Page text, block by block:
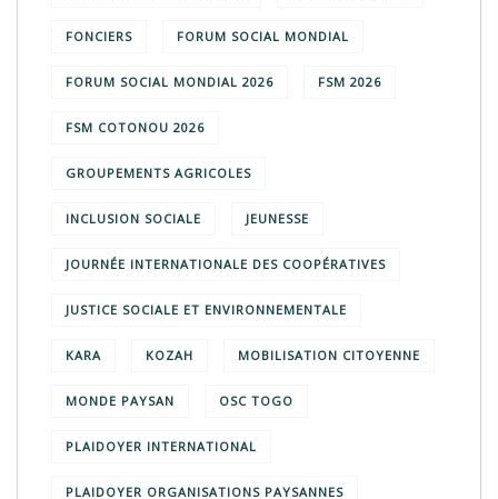
FONCIERS FORUM SOCIAL MONDIAL
FORUM SOCIAL MONDIAL 2026 FSM 2026
FSM COTONOU 2026
GROUPEMENTS AGRICOLES
INCLUSION SOCIALE JEUNESSE
JOURNÉE INTERNATIONALE DES COOPÉRATIVES
JUSTICE SOCIALE ET ENVIRONNEMENTALE
KARA KOZAH MOBILISATION CITOYENNE
MONDE PAYSAN OSC TOGO
PLAIDOYER INTERNATIONAL
PLAIDOYER ORGANISATIONS PAYSANNES